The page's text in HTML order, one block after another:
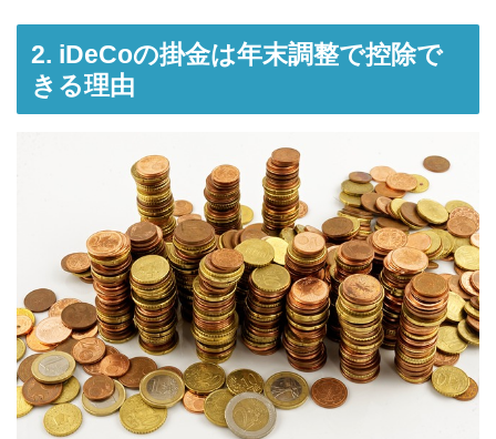
2. iDeCoの掛金は年末調整で控除で
きる理由